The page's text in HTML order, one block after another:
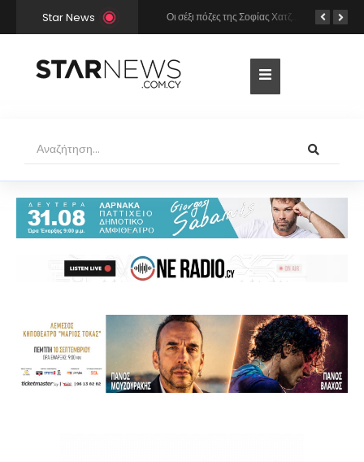
Star News